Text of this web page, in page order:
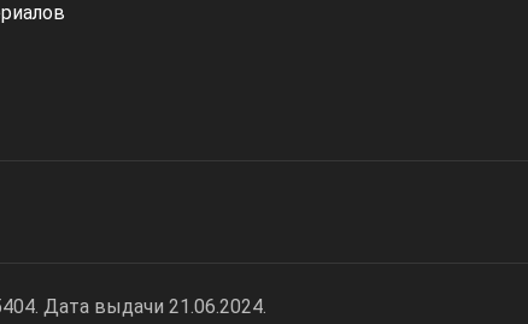
Дата выдачи 21.06.2024.